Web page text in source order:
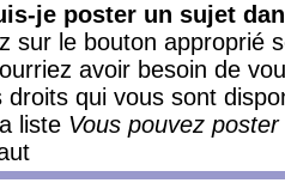
je poster un sujet
sur le bouton approprié
avoir besoin de
droits qui vous sont
liste Vous pouvez